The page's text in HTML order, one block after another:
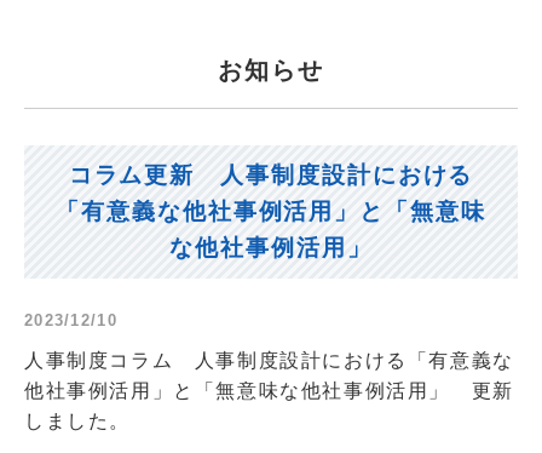
お知らせ
コラム更新 人事制度設計における
「有意義な他社事例活用」と「無意味
な他社事例活用」
2023/12/10
人事制度コラム 人事制度設計における「有意義な
他社事例活用」と「無意味な他社事例活用」 更新
しました。